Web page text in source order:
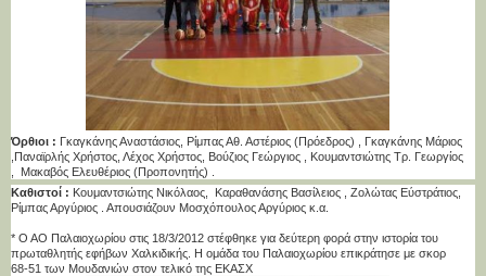
Όρθιοι : Γκαγκάνης Αναστάσιος, Ρίμπας Αθ. Αστέριος (Πρόεδρος) , Γκαγκάνης Μάριος
,Παναϊρλής Χρήστος, Λέχος Χρήστος, Βούζιος Γεώργιος , Κουμαντσιώτης Τρ. Γεωργίος
, Μακαβός Ελευθέριος (Προπονητής) .
Καθιστοί : Κουμαντσιώτης Νικόλαος, Καραθανάσης Βασίλειος , Ζολώτας Εύστράτιος,
Ρίμπας Αργύριος . Απουσιάζουν Μοσχόπουλος Αργύριος κ.α.
* Ο ΑΟ Παλαιοχωρίου στις 18/3/2012 στέφθηκε για δεύτερη φορά στην ιστορία του
πρωταθλητής εφήβων Χαλκιδικής. Η ομάδα του Παλαιοχωρίου επικράτησε με σκορ
68-51 των Μουδανιών στον τελικό της ΕΚΑΣΧ